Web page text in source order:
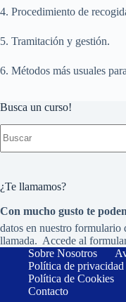
4. Procedimiento de
5. Tramitación y gestión.
6. Métodos más usuales
Busca un curso!
resultados
¿Te llamamos?
Con mucho gusto te
datos en nuestro formulario
llamada. Accede al
Sobre Nosotros
Política de privacidad
Política de Cookies
Contacto